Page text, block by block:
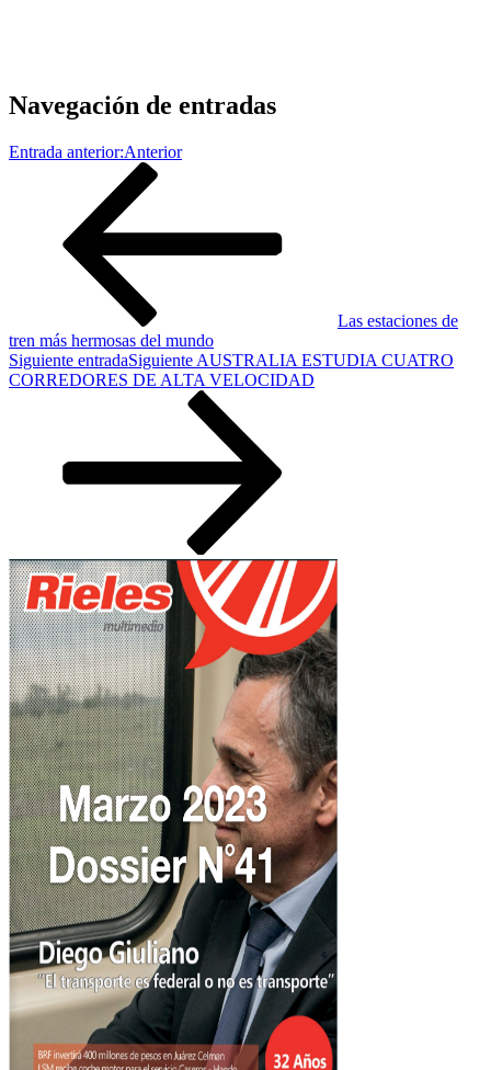
Navegación de entradas
Entrada anterior:Anterior
Las estaciones de
tren más hermosas del mundo
Siguiente entradaSiguiente AUSTRALIA ESTUDIA CUATRO
CORREDORES DE ALTA VELOCIDAD